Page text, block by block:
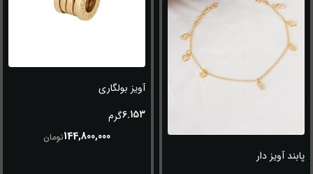
پابند آویز دار
آویز بولگاری
6.153گرم
144,800,000تومان